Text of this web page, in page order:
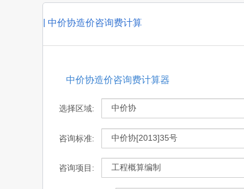
中价协造价咨询费计算
中价协造价咨询费计算器
选择区域:
咨询标准:
咨询项目: